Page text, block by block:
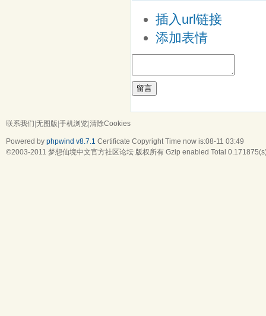
插入url链接
添加表情
留言
联系我们|无图版|手机浏览|清除Cookies
Powered by phpwind v8.7.1 Certificate Copyright Time now is:08-11 03:49
©2003-2011 梦想仙境中文官方社区论坛 版权所有 Gzip enabled Total